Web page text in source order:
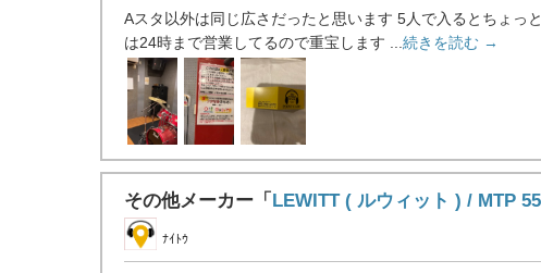
Aスタ以外は同じ広さだったと思います 5人で入るとちょっ
は24時まで営業してるので重宝します ... 続きを読む →
その他メーカー「 LEWITT ( ルウィット ) / MTP
ﾅｲﾄｳ